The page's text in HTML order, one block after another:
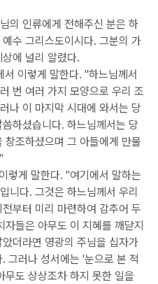
의 인류에게 전해주신 분은 하
수 그리스도이시다. 그분의 가
에 널리 알렸다.
이렇게 말한다. "하느님께서
번 여러 가지 모양으로 우리 조
나 이 마지막 시대에 와서는 당
하셨습니다. 하느님께서는 당
창조하셨으며 그 아들에게 만물
렇게 말한다. "여기에서 말하는
니다. 그것은 하느님께서 우리
부터 미리 마련하여 감추어 두
들은 아무도 이 지혜를 깨닫지
더라면 영광의 주님을 십자가
그러나 성서에는 '눈으로 본 적
무도 상상조차 하지 못한 일을